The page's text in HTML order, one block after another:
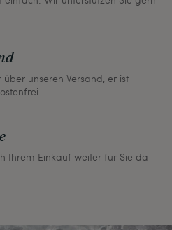
unseren Versand, er ist
Ihrem Einkauf weiter für Sie da